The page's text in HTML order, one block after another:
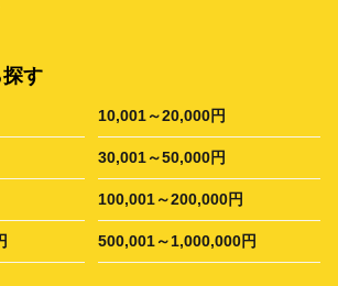
す
10,001～20,000円
30,001～50,000円
100,001～200,000円
500,001～1,000,000円